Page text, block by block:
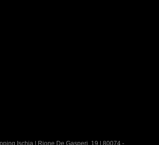
Ischia | Rione De Gasperi, 19 | 80074 -